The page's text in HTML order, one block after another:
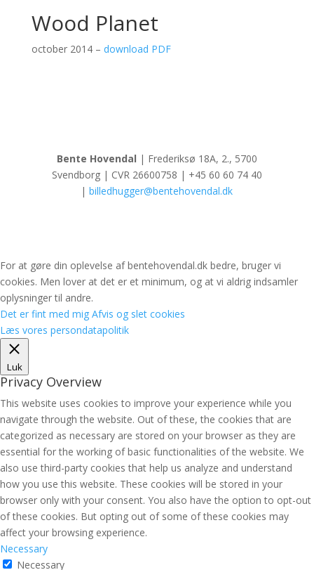
Wood Planet
october 2014 – download PDF
Bente Hovendal | Frederiksø 18A, 2., 5700
Svendborg | CVR 26600758 | +45 60 60 74 40
|billedhugger@bentehovendal.dk
For at gøre din oplevelse af bentehovendal.dk bedre, bruger vi
cookies. Men lover at det er et minimum, og at vi aldrig indsamler
oplysninger til andre.
Det er fint med mig Afvis og slet cookies
Læs vores persondatapolitik
Luk
Privacy Overview
This website uses cookies to improve your experience while you
navigate through the website. Out of these, the cookies that are
categorized as necessary are stored on your browser as they are
essential for the working of basic functionalities of the website. We
also use third-party cookies that help us analyze and understand
how you use this website. These cookies will be stored in your
browser only with your consent. You also have the option to opt-out
of these cookies. But opting out of some of these cookies may
affect your browsing experience.
Necessary
Necessary